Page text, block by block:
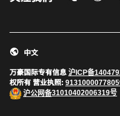
打开
万豪国际专有信息 沪ICP备
权所有 营业执照:
沪公网备31010402006319号
中文